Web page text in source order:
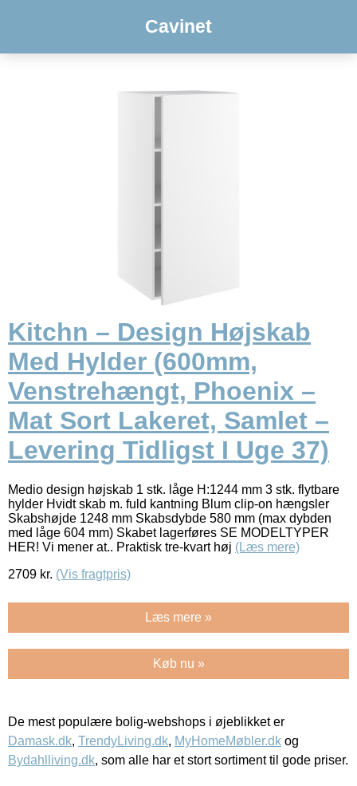
Cavinet
Kitchn – Design Højskab
Med Hylder (600mm,
Venstrehængt, Phoenix –
Mat Sort Lakeret, Samlet –
Levering Tidligst I Uge 37)
Medio design højskab 1 stk. låge H:1244 mm 3 stk. flytbare
hylder Hvidt skab m. fuld kantning Blum clip-on hængsler
Skabshøjde 1248 mm Skabsdybde 580 mm (max dybden
med låge 604 mm) Skabet lagerføres SE MODELTYPER
HER! Vi mener at.. Praktisk tre-kvart høj (Læs mere)
2709 kr. (Vis fragtpris)
Læs mere »
Køb nu »
De mest populære bolig-webshops i øjeblikket er
Damask.dk, TrendyLiving.dk, MyHomeMøbler.dk og
Bydahlliving.dk, som alle har et stort sortiment til gode priser.